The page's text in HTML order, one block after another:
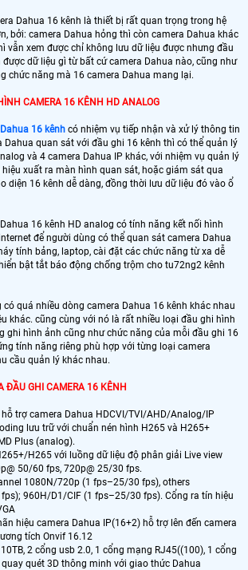
Dahua 16 kênh là thiết bị rất quan trọng trong hệ
bởi: camera Dahua hỏng thì còn camera Dahua khác
vẫn xem được chỉ không lưu dữ liệu được nhưng đầu
dữ liệu gì từ bất cứ camera Dahua nào, cũng như
chức năng mà 16 camera Dahua mang lại.
CAMERA 16 KÊNH HD ANALOG
16 kênh có nhiệm vụ tiếp nhận và xử lý thông tin
quan sát với đầu ghi 16 kênh thì có thể quản lý
và 4 camera Dahua IP khác, với nhiệm vụ quản lý
xuất ra màn hình quan sát, hoặc giám sát qua
diện 16 kênh dễ dàng, đồng thời lưu dữ liệu đó vào ổ
16 kênh HD analog có tính năng kết nối hình
để người dùng có thể quan sát camera Dahua
tính bảng, laptop, cài đặt các chức năng từ xa dễ
bật tắt báo động chống trộm cho tu72ng2 kênh
có quá nhiều dòng camera Dahua 16 kênh khác nhau
khác. cũng cùng với nó là rất nhiều loại đầu ghi hình
ghi hình ảnh cũng như chức năng của mỗi đầu ghi 16
tính năng riêng phù hợp với từng loại camera
cầu quản lý khác nhau.
ĐẦU GHI CAMERA 16 KÊNH
hỗ trợ camera Dahua HDCVI/TVI/AHD/Analog/IP
lưu trữ với chuẩn nén hình H265 và H265+
Plus (analog).
H265 với luồng dữ liệu độ phân giải Live view
50/60 fps, 720p@ 25/30 fps.
1080N/720p (1 fps–25/30 fps), others
960H/D1/CIF (1 fps–25/30 fps). Cổng ra tín hiệu
hiệu camera Dahua IP(16+2) hỗ trợ lên đến camera
tích Onvif 16.12
2 cổng usb 2.0, 1 cổng mạng RJ45((100), 1 cổng
quét 3D thông minh với giao thức Dahua